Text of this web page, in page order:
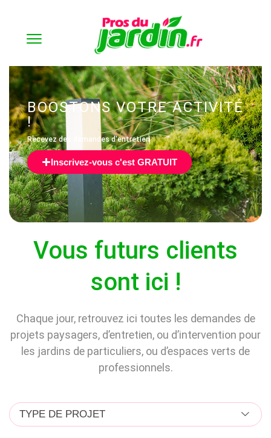
Produits identifiés “annuel”
BOOSTONS VOTRE ACTIVITÉ
!
Recevez des mand es d'entretien ponc
Inscrivez-vous c'est GRATUIT
Vous futurs clients
sont ici !
Chaque jour, retrouvez ici toutes les demandes de
projets paysagers, d’entretien, ou d’intervention pour
les jardins de particuliers, ou d’espaces verts de
professionnels.
TYPE DE PROJET